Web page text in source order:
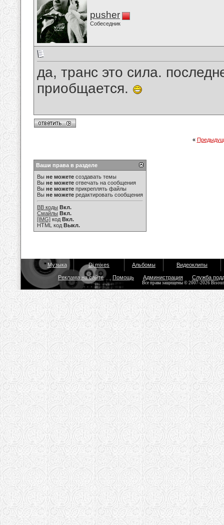
pusher
Собеседник
да, транс это сила.
приобщается.
«
Ваши права в разделе
Вы не можете создавать темы
Вы не можете отвечать на сообщения
Вы не можете прикреплять файлы
Вы не можете редактировать сообщения
BB коды Вкл.
Смайлы Вкл.
[IMG] код Вкл.
HTML код Выкл.
Музыка Dj mixes Альбомы Видеоклипы
Реклама на сайте Помощь Администрация Служба
Все права защищены © 2007-2026